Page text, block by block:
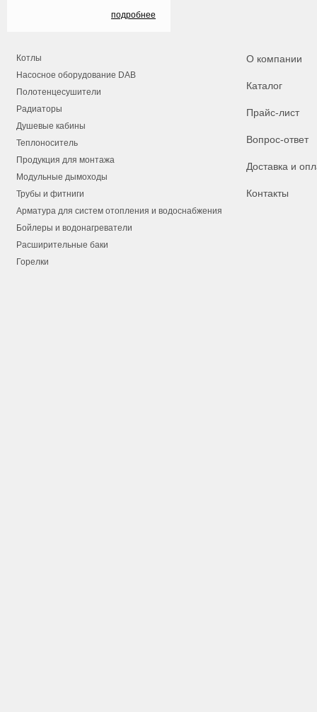
подробнее
Котлы
Насосное оборудование DAB
Полотенцесушители
Радиаторы
Душевые кабины
Теплоноситель
Продукция для монтажа
Модульные дымоходы
Трубы и фитниги
Арматура для систем отопления и водоснабжения
Бойлеры и водонагреватели
Расширительные баки
Горелки
О компании
Каталог
Прайс-лист
Вопрос-ответ
Доставка и
Контакты